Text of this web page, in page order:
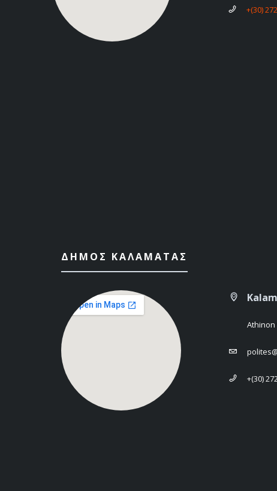
+(30)
ΔΉΜΟΣ ΚΑΛΑΜΆΤΑΣ
Athinon
+(30)